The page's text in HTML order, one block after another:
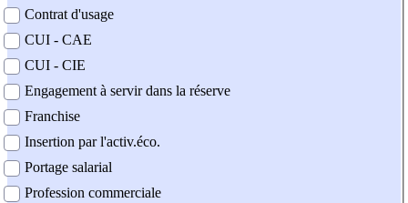
Contrat d'usage
CUI - CAE
CUI - CIE
Engagement à servir dans la réserve
Franchise
Insertion par l'activ.éco.
Portage salarial
Profession commerciale